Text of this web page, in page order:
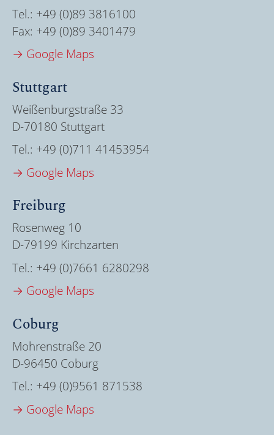
Tel.: +49 (0)89 3816100
Fax: +49 (0)89 3401479
→ Google Maps
Stuttgart
Weißenburgstraße 33
D-70180 Stuttgart
Tel.: +49 (0)711 41453954
→ Google Maps
Freiburg
Rosenweg 10
D-79199 Kirchzarten
Tel.: +49 (0)7661 6280298
→ Google Maps
Coburg
Mohrenstraße 20
D-96450 Coburg
Tel.: +49 (0)9561 871538
→ Google Maps